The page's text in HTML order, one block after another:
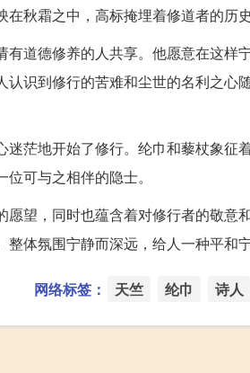
秋霜之中，高标掩埋着修道者的历史
道德修养的人共享。他愿意在这样
识到修行的苦难和尘世的名利之心
茫地开始了修行。纶巾和藜杖象征
可与之相伴的隐士。
望，同时也蕴含着对修行者的敬意
体氛围宁静而深远，给人一种平和宁
网络标签： 天竺 纶巾 诗人